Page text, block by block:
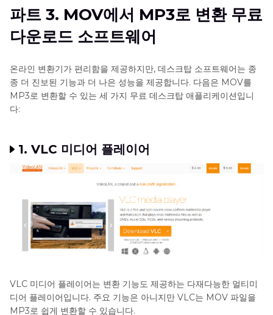
파트 3. MOV에서 MP3로 변환 무료
다운로드 소프트웨어
온라인 변환기가 편리함을 제공하지만, 데스크탑 소프트웨어는 종
종 더 진보된 기능과 더 나은 성능을 제공합니다. 다음은 MOV를
MP3로 변환할 수 있는 세 가지 무료 데스크탑 애플리케이션입니
다:
1. VLC 미디어 플레이어
VLC 미디어 플레이어는 변환 기능도 제공하는 다재다능한 멀티미
디어 플레이어입니다. 주요 기능은 아니지만 VLC는 MOV 파일을
MP3로 쉽게 변환할 수 있습니다.